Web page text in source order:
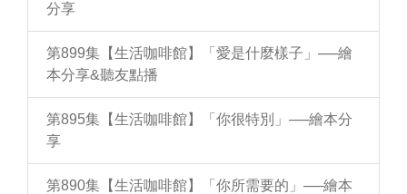
分享
第899集【生活咖啡館】「愛是什麼樣子」──繪
本分享&聽友點播
第895集【生活咖啡館】「你很特別」──繪本分
享
第890集【生活咖啡館】「你所需要的」──繪本